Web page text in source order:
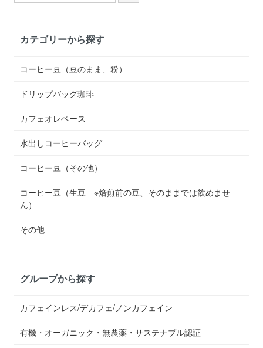
カテゴリーから探す
コーヒー豆（豆のまま、粉）
ドリップバッグ珈琲
カフェオレベース
水出しコーヒーバッグ
コーヒー豆（その他）
コーヒー豆（生豆 ※焙煎前の豆、そのままでは飲めませ
ん）
その他
グループから探す
カフェインレス/デカフェ/ノンカフェイン
有機・オーガニック・無農薬・サステナブル認証